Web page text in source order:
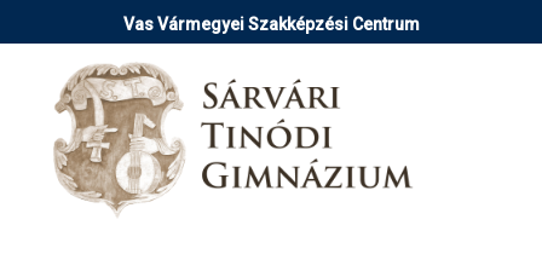
a
tartalomra
Vas Vármegyei Szakképzési Centrum